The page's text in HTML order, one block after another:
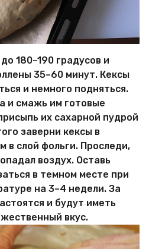
180–190 градусов и
35–60 минут. Кексы
и немного подняться.
и смажь им готовые
их сахарной пудрой
заверни кексы в
в слой фольги. Проследи,
воздух. Оставь
в темном месте при
на 3–4 недели. За
и будут иметь
вкус.